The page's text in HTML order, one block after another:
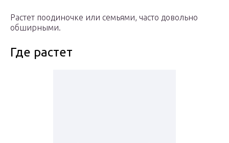
Растет поодиночке или семьями, часто довольно
обширными.
Где растет